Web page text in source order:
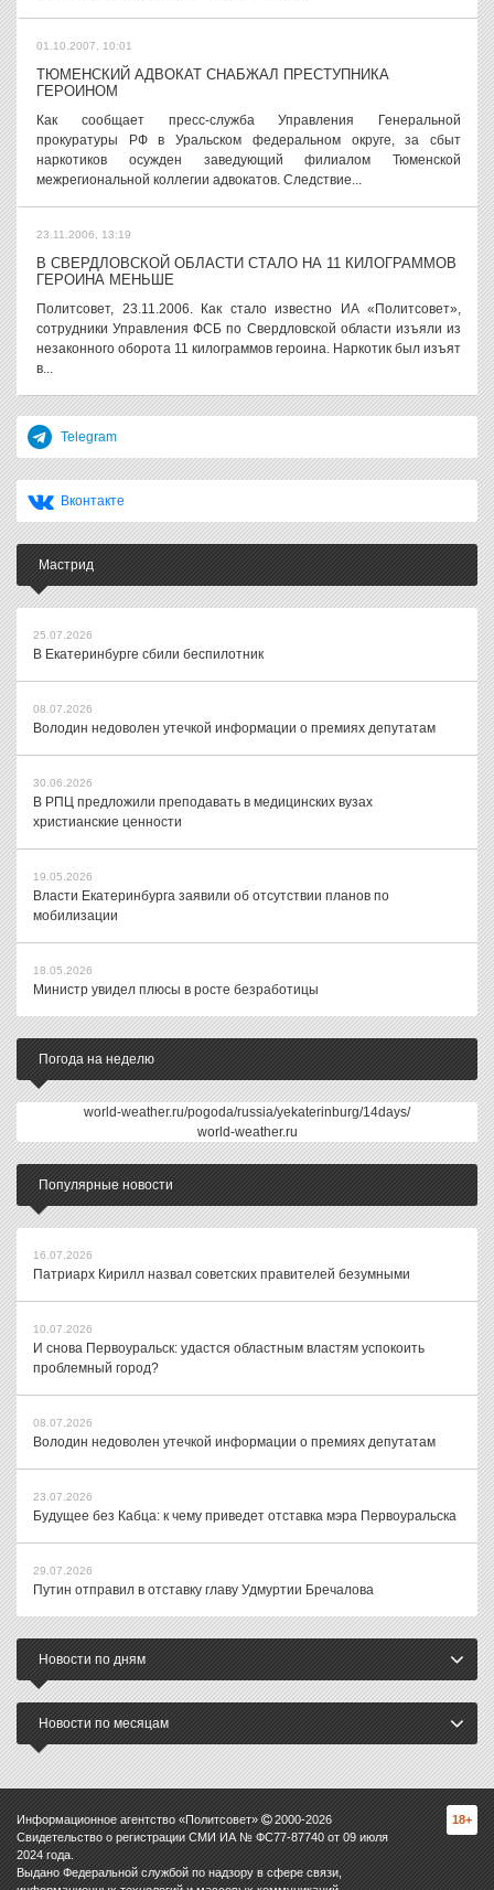
01.10.2007, 10:01
ТЮМЕНСКИЙ АДВОКАТ СНАБЖАЛ ПРЕСТУПНИКА
ГЕРОИНОМ
Как сообщает пресс-служба Управления Генеральной
прокуратуры РФ в Уральском федеральном округе, за сбыт
наркотиков осужден заведующий филиалом Тюменской
межрегиональной коллегии адвокатов. Следствие...
23.11.2006, 13:19
В СВЕРДЛОВСКОЙ ОБЛАСТИ СТАЛО НА 11 КИЛОГРАММОВ
ГЕРОИНА МЕНЬШЕ
Политсовет, 23.11.2006. Как стало известно ИА «Политсовет»,
сотрудники Управления ФСБ по Свердловской области изъяли из
незаконного оборота 11 килограммов героина. Наркотик был изъят
в...
Telegram
Вконтакте
Мастрид
25.07.2026
В Екатеринбурге сбили беспилотник
08.07.2026
Володин недоволен утечкой информации о премиях депутатам
30.06.2026
В РПЦ предложили преподавать в медицинских вузах
христианские ценности
19.05.2026
Власти Екатеринбурга заявили об отсутствии планов по
мобилизации
18.05.2026
Министр увидел плюсы в росте безработицы
Погода на неделю
world-weather.ru/pogoda/russia/yekaterinburg/14days/
world-weather.ru
Популярные новости
16.07.2026
Патриарх Кирилл назвал советских правителей безумными
10.07.2026
И снова Первоуральск: удастся областным властям успокоить
проблемный город?
08.07.2026
Володин недоволен утечкой информации о премиях депутатам
23.07.2026
Будущее без Кабца: к чему приведет отставка мэра Первоуральска
29.07.2026
Путин отправил в отставку главу Удмуртии Бречалова
Новости по дням
Новости по месяцам
Информационное агентство «Политсовет» 2000-2026
Свидетельство о регистрации СМИ ИА № ФС77-87740 от 09 июля
2024 года.
Выдано Федеральной службой по надзору в сфере связи,
18+